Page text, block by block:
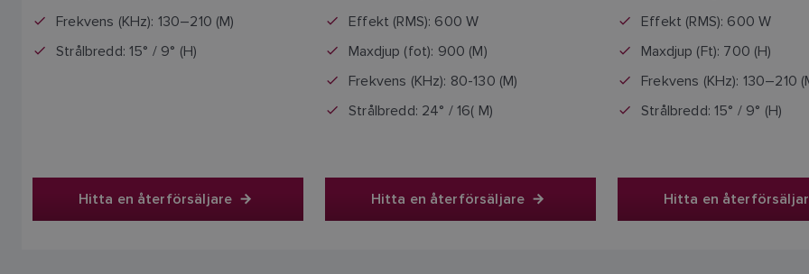
Frekvens (KHz): 130–210 (M)
Strålbredd: 15° / 9° (H)
Hitta en återförsäljare
Effekt (RMS): 600 W
Maxdjup (fot): 900 (M)
Frekvens (KHz): 80-130 (M)
Strålbredd: 24° / 16( M)
Hitta en återförsäljare
Effekt (RMS): 600 W
Maxdjup (Ft): 700 (H)
Frekvens (KHz): 130–210
Strålbredd: 15° / 9° (H)
Hitta en